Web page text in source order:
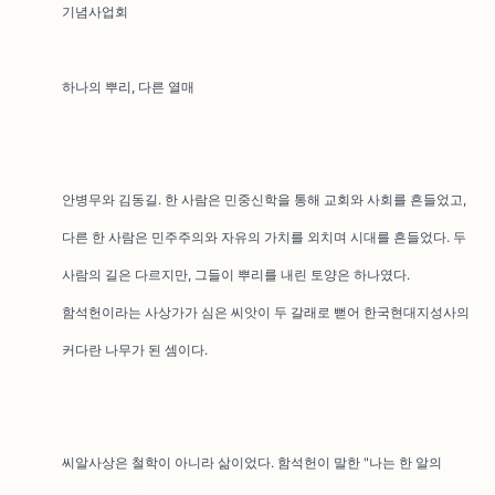
기념사업회
하나의 뿌리, 다른 열매
안병무와 김동길. 한 사람은 민중신학을 통해 교회와 사회를 흔들었고,
다른 한 사람은 민주주의와 자유의 가치를 외치며 시대를 흔들었다. 두
사람의 길은 다르지만, 그들이 뿌리를 내린 토양은 하나였다.
함석헌이라는 사상가가 심은 씨앗이 두 갈래로 뻗어 한국현대지성사의
커다란 나무가 된 셈이다.
씨알사상은 철학이 아니라 삶이었다. 함석헌이 말한 "나는 한 알의